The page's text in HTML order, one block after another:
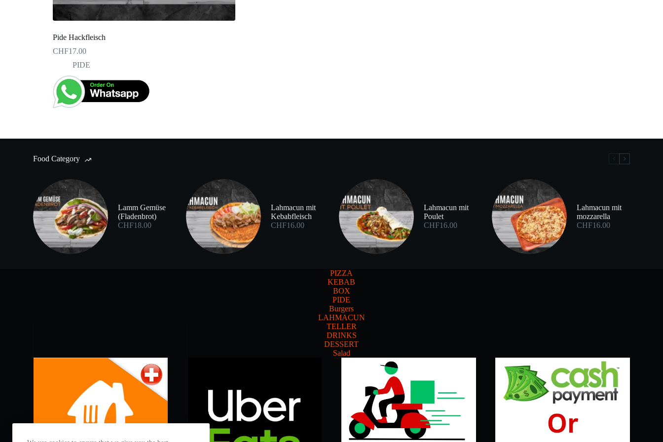
Pide Hackfleisch
CHF17.00
PIDE
Food Category
Lamm Gemüse
(Fladenbrot)
CHF18.00
Lahmacun mit
Kebabfleisch
CHF16.00
Lahmacun mit
Poulet
CHF16.00
Lahmacun mit
mozzarella
CHF16.00
PIZZA
KEBAB
BOX
PIDE
Burgers
LAHMACUN
TELLER
DRINKS
DESSERT
Salad